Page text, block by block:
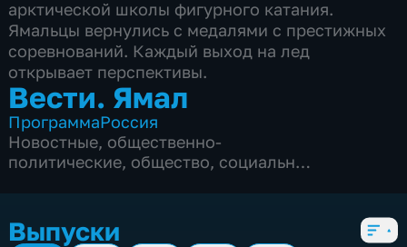
арктической школы фигурного катания.
Ямальцы вернулись с медалями с престижных
соревнований. Каждый выход на лед
открывает перспективы.
Вести. Ямал
ПрограммаРоссия
Новостные, общественно-
политические, общество, социально-
Выпуски